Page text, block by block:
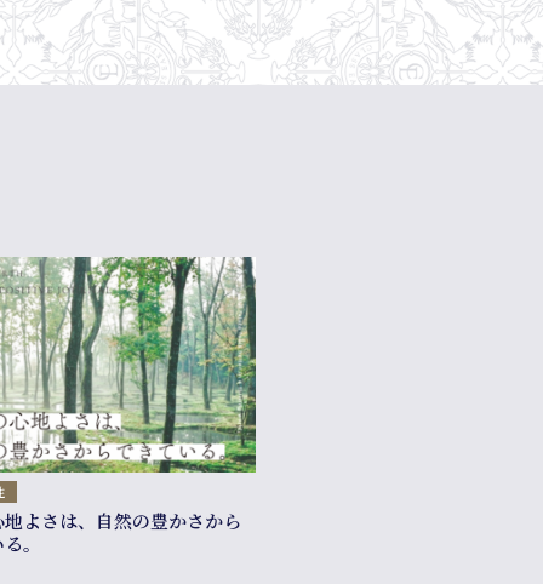
よさは、自然の豊かさから
。